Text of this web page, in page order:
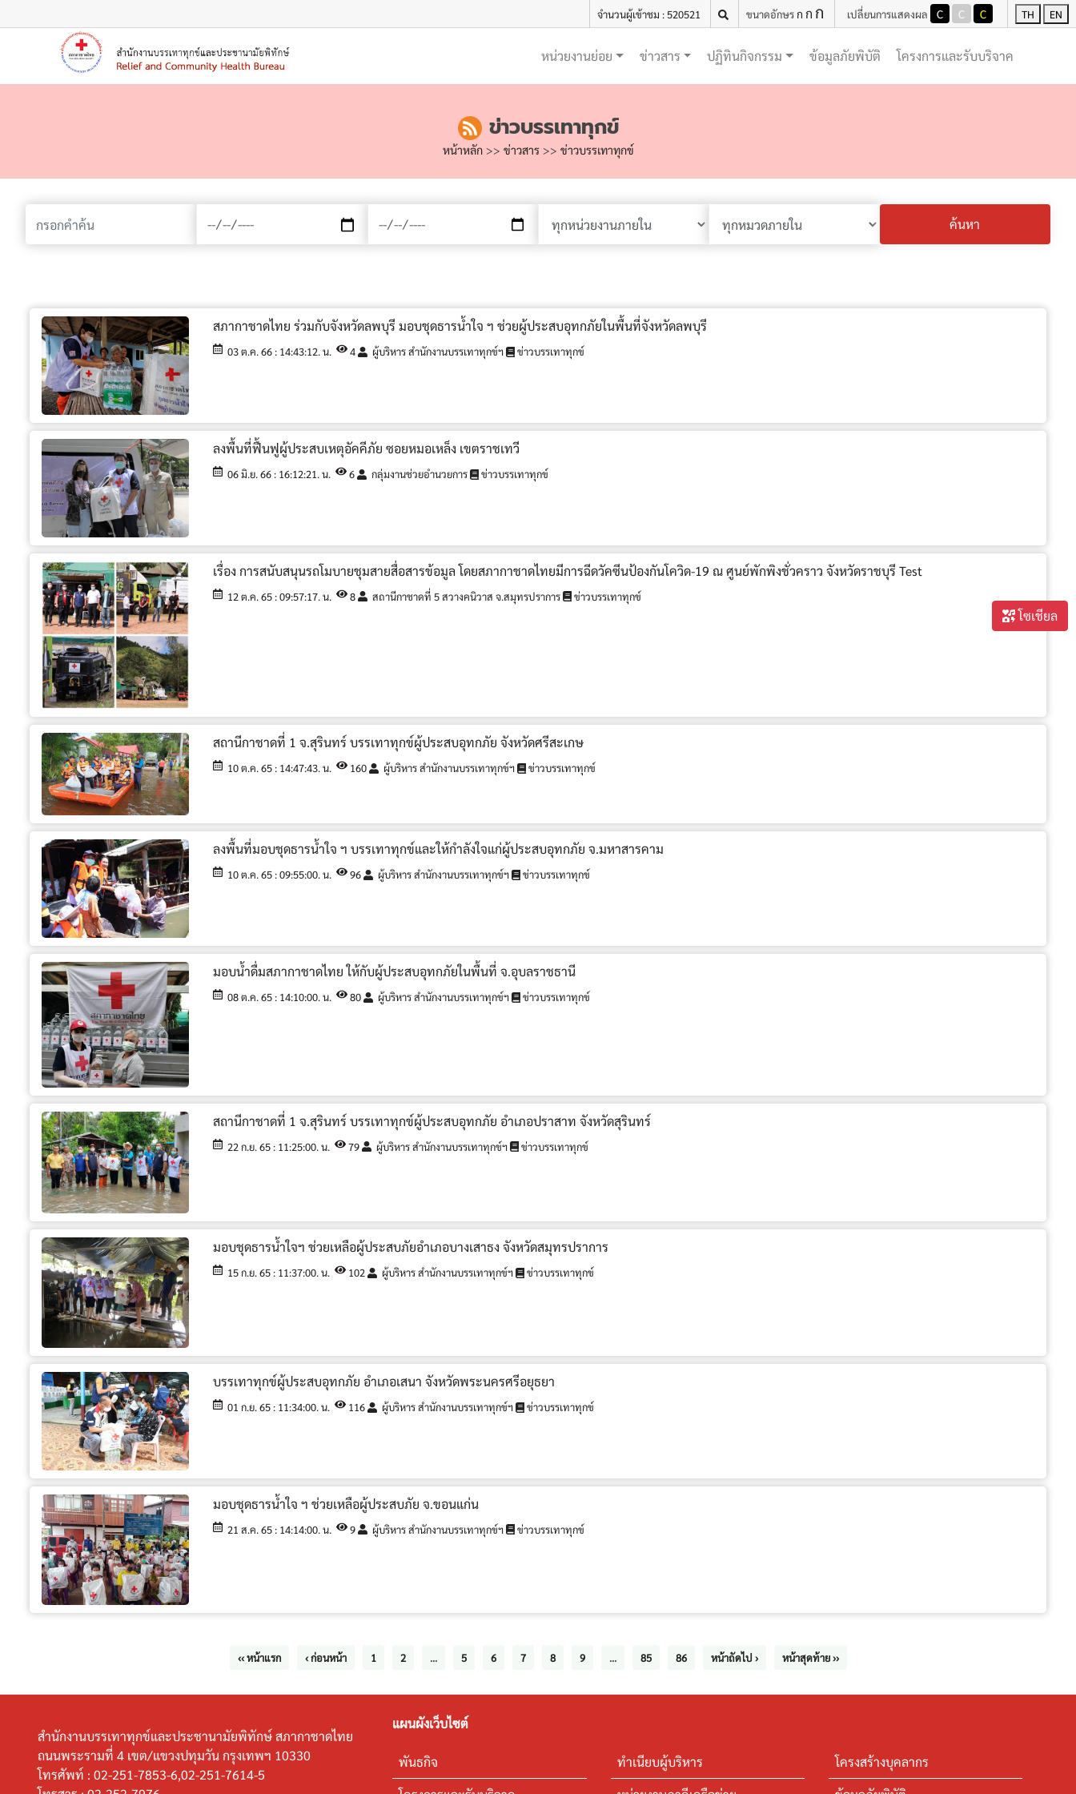
จำนวนผู้เข้าชม : 520521 ขนาดอักษรก ก ก เปลี่ยนการแสดงผล C C C TH EN
หน่วยงานย่อย ข่าวสาร ปฏิทินกิจกรรม ข้อมูลภัยพิบัติ (current)
โครงการและรับบริจาค
โซเชียล
ข่าวบรรเทาทุกข์
หน้าหลัก >> ข่าวสาร >> ข่าวบรรเทาทุกข์
ค้นหา
สภากาชาดไทย ร่วมกับจังหวัดลพบุรี มอบชุดธารน้ำใจ ฯ ช่วยผู้ประสบอุทกภัยในพื้นที่จังหวัดลพบุรี
03 ต.ค. 66 : 14:43:12. น. 4 ผู้บริหาร สำนักงานบรรเทาทุกข์ฯ ข่าวบรรเทาทุกข์
ลงพื้นที่ฟื้นฟูผู้ประสบเหตุอัคคีภัย ซอยหมอเหล็ง เขตราชเทวี
06 มิ.ย. 66 : 16:12:21. น. 6 กลุ่มงานช่วยอำนวยการ ข่าวบรรเทาทุกข์
เรื่อง การสนับสนุนรถโมบายชุมสายสื่อสารข้อมูล โดยสภากาชาดไทยมีการฉีดวัคซีนป้องกันโควิด-19 ณ ศูนย์พักพิงชั่วคราว จังหวัดราชบุรี Test
12 ต.ค. 65 : 09:57:17. น. 8 สถานีกาชาดที่ 5 สวางคนิวาส จ.สมุทรปราการ ข่าวบรรเทาทุกข์
สถานีกาชาดที่ 1 จ.สุรินทร์ บรรเทาทุกข์ผู้ประสบอุทกภัย จังหวัดศรีสะเกษ
10 ต.ค. 65 : 14:47:43. น. 160 ผู้บริหาร สำนักงานบรรเทาทุกข์ฯ ข่าวบรรเทาทุกข์
ลงพื้นที่มอบชุดธารน้ำใจ ฯ บรรเทาทุกข์และให้กำลังใจแก่ผู้ประสบอุทกภัย จ.มหาสารคาม
10 ต.ค. 65 : 09:55:00. น. 96 ผู้บริหาร สำนักงานบรรเทาทุกข์ฯ ข่าวบรรเทาทุกข์
มอบน้ำดื่มสภากาชาดไทย ให้กับผู้ประสบอุทกภัยในพื้นที่ จ.อุบลราชธานี
08 ต.ค. 65 : 14:10:00. น. 80 ผู้บริหาร สำนักงานบรรเทาทุกข์ฯ ข่าวบรรเทาทุกข์
สถานีกาชาดที่ 1 จ.สุรินทร์ บรรเทาทุกข์ผู้ประสบอุทกภัย อำเภอปราสาท จังหวัดสุรินทร์
22 ก.ย. 65 : 11:25:00. น. 79 ผู้บริหาร สำนักงานบรรเทาทุกข์ฯ ข่าวบรรเทาทุกข์
มอบชุดธารน้ำใจฯ ช่วยเหลือผู้ประสบภัยอำเภอบางเสาธง จังหวัดสมุทรปราการ
15 ก.ย. 65 : 11:37:00. น. 102 ผู้บริหาร สำนักงานบรรเทาทุกข์ฯ ข่าวบรรเทาทุกข์
บรรเทาทุกข์ผู้ประสบอุทกภัย อำเภอเสนา จังหวัดพระนครศรีอยุธยา
01 ก.ย. 65 : 11:34:00. น. 116 ผู้บริหาร สำนักงานบรรเทาทุกข์ฯ ข่าวบรรเทาทุกข์
มอบชุดธารน้ำใจ ฯ ช่วยเหลือผู้ประสบภัย จ.ขอนแก่น
21 ส.ค. 65 : 14:14:00. น. 9 ผู้บริหาร สำนักงานบรรเทาทุกข์ฯ ข่าวบรรเทาทุกข์
‹‹ หน้าแรก ‹ ก่อนหน้า 1 2 ... 5 6 7 8 9 ... 85 86 หน้าถัดไป › หน้าสุดท้าย ››
สำนักงานบรรเทาทุกข์และประชานามัยพิทักษ์ สภากาชาดไทย
ถนนพระรามที่ 4 เขต/แขวงปทุมวัน กรุงเทพฯ 10330
โทรศัพท์ : 02-251-7853-6,02-251-7614-5
แผนผังเว็บไซต์
พันธกิจ ทำเนียบผู้บริหาร
โครงสร้างบุคลากร